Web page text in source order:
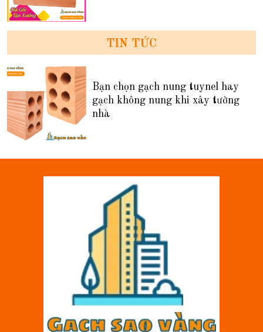
TIN TỨC
Bạn chọn gạch nung tuynel hay
gạch không nung khi xây tường
nhà